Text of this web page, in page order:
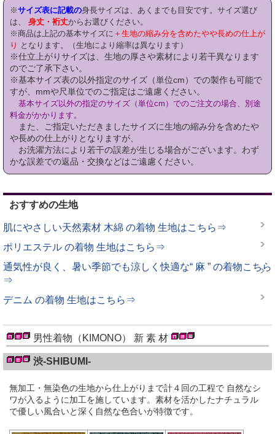
※サイズ表に記載の身長サイズは、あくまでも目安です。サイズ選び
は、
身丈・裄丈からお選びください。
※商品は上記の基本サイズに ＋生地の縮み分を含めたやや長めの仕上が
り となります。（生地により縮率は異なります）
※仕立上がりサイズは、生地の厚さや素材により若干異なります
のでご了承下さい。
※基本サイズ表の以外指定のサイズ（単位cm）での製作も可能で
すが、mmや尺単位でのご指定はご遠慮ください。
基本サイズ以外の指定のサイズ（単位cm）でのご注文の場合、別途
料金がかかります。
また、ご指定いただきましたサイズに生地の縮み分を含めたや
や長めの仕上がりとなりますが、
お洗濯方法により若干の誤差が生じる場合がございます。わず
かな誤差での返品・交換などはご遠慮ください。
おすすめの生地
肌にやさしい天然素材 木綿 の着物 生地はこちら⇒
ポリエステル の着物 生地はこちら⇒
通気性が良く、暑い季節でも涼しく快適な“ 麻 ” の着物こちら
⇒
デニム の着物 生地はこちら⇒
男性着物（KIMONO） 新 素 材
渋-SHIBUMI-
無加工・無染色の生地から仕上がりまで計４回の工程で 自然なシ
ワが入るように加工を施しています。素材を活かしたナチュラル
で優しい風合いと深く自然な色合いが特徴です。